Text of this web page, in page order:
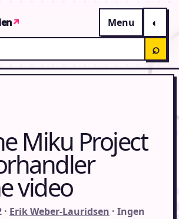
↗
Menu
⌕
Miku Project
video
Erik Weber-Lauridsen · Ingen